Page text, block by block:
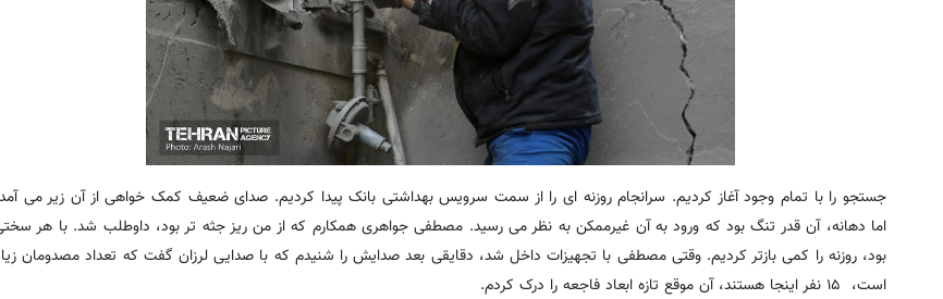
جستجو را با تمام وجود آغاز کردیم. سرانجام روزنه ای را از سمت سرویس بهداشتی بانک پیدا کردیم. صدای ضعیف کمک خواهی از آن زیر می
اما دهانه، آن قدر تنگ بود که ورود به آن غیرممکن به نظر می رسید. مصطفی جواهری همکارم که از من ریز جثه تر بود، داوطلب شد. با هر
بود، روزنه را کمی بازتر کردیم. وقتی مصطفی با تجهیزات داخل شد، دقایقی بعد صدایش را شنیدم که با صدایی لرزان گفت که تعداد مصدومان
است، ۱۵ نفر اینجا هستند، آن موقع تازه ابعاد فاجعه را درک کردم.